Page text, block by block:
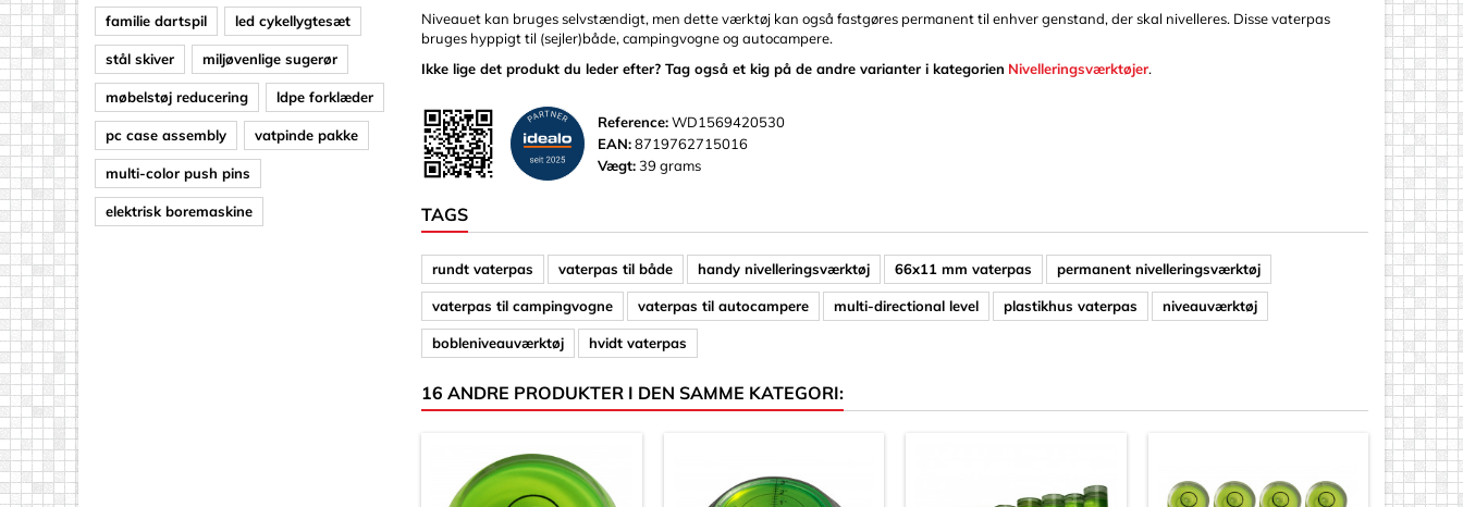
familie dartspil led cykellygtesæt
stål skiver miljøvenlige sugerør
møbelstøj reducering ldpe forklæder
pc case assembly vatpinde pakke
multi-color push pins
elektrisk boremaskine
Niveauet kan bruges selvstændigt, men dette værktøj kan også fastgøres permanent til enhver genstand, der skal nivelleres. Disse vaterpas
bruges hyppigt til (sejler)både, campingvogne og autocampere.
Ikke lige det produkt du leder efter? Tag også et kig på de andre varianter i kategorien Nivelleringsværktøjer.
Reference:WD1569420530
EAN:8719762715016
Vægt:39 grams
TAGS
rundt vaterpas vaterpas til både handy nivelleringsværktøj 66x11 mm vaterpas permanent nivelleringsværktøj
vaterpas til campingvogne vaterpas til autocampere multi-directional level plastikhus vaterpas niveauværktøj
bobleniveauværktøj hvidt vaterpas
16 ANDRE PRODUKTER I DEN SAMME KATEGORI: